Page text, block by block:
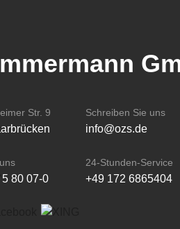
Str. 9 Schreiben Sie uns
info@ozs.de
80 07-0
24-Stunden-Service
+49 172 6865404